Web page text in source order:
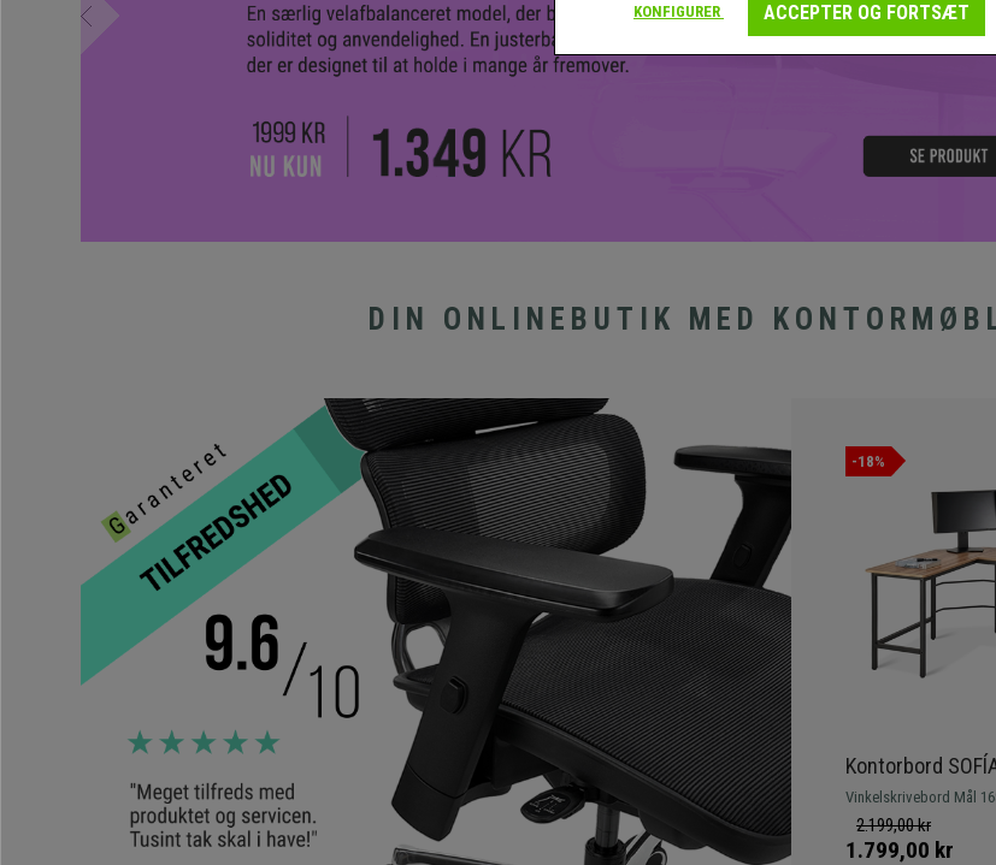
DIN ONLINEBUTIK MED
-18%
Kontorbord
Metalstel I Sort,
Vinkelskrivebord Mål
metalstel
2.199,00 kr
1.799,00 kr
KONFIGURER ACCEPTER OG FORTSÆT